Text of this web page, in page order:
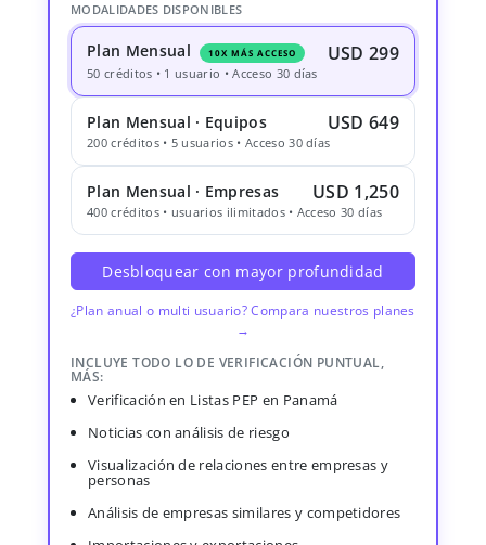
MODALIDADES DISPONIBLES
Plan Mensual 10X MÁS ACCESO USD 299
50 créditos • 1 usuario • Acceso 30 días
Plan Mensual · Equipos USD 649
200 créditos • 5 usuarios • Acceso 30 días
Plan Mensual · Empresas USD 1,250
400 créditos • usuarios ilimitados • Acceso 30 días
Desbloquear con mayor profundidad
¿Plan anual o multi usuario? Compara nuestros planes
→
INCLUYE TODO LO DE VERIFICACIÓN PUNTUAL,
MÁS:
Verificación en Listas PEP en Panamá
Noticias con análisis de riesgo
Visualización de relaciones entre empresas y
personas
Análisis de empresas similares y competidores